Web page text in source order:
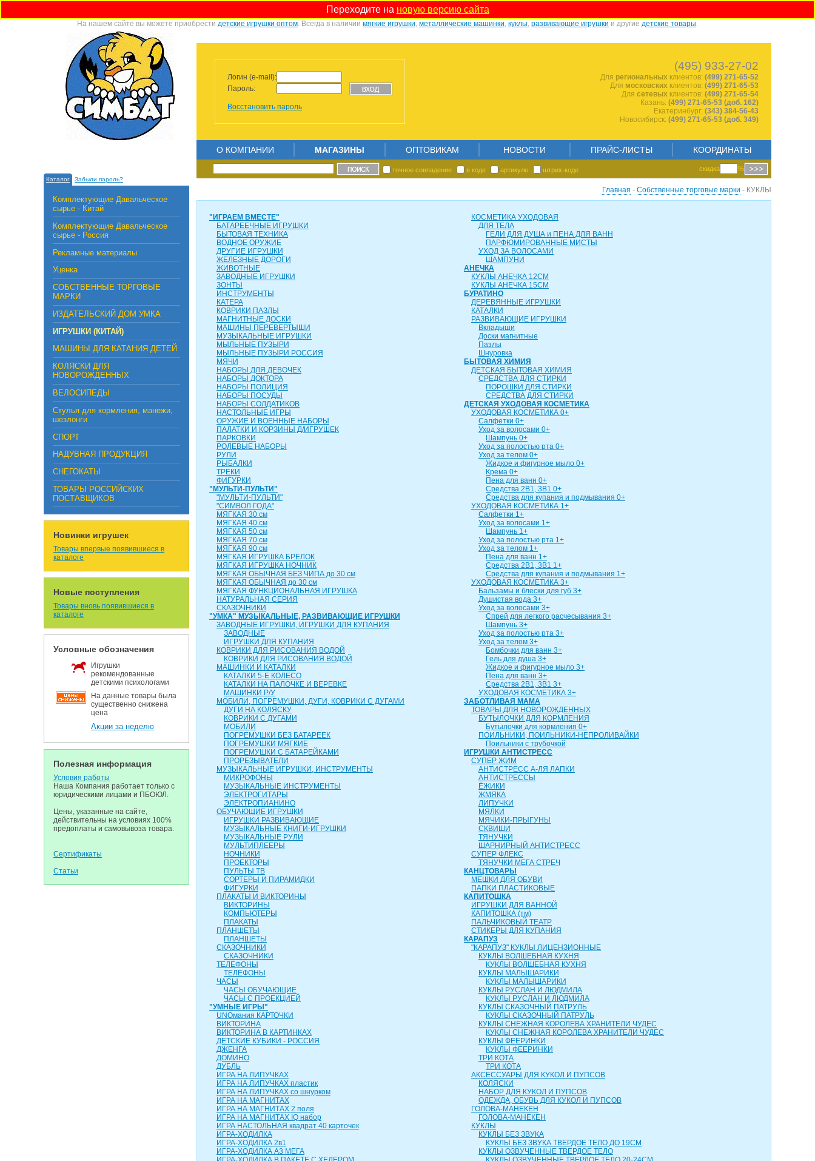
Переходите на новую версию сайта
На нашем сайте вы можете приобрести детские игрушки оптом. Всегда в наличии мягкие игрушки, металлические машинки, куклы, развивающие игрушки и другие детские товары.
Логин (e-mail):
Пароль:
Восстановить пароль
(495) 933-27-02
Для региональных клиентов: (499) 271-65-52
Для московских клиентов: (499) 271-65-53
Для сетевых клиентов: (499) 271-65-54
Казань: (499) 271-65-53 (доб. 162)
Екатеринбург: (343) 384-56-43
Новосибирск: (499) 271-65-53 (доб. 349)
Каталог Забыли пароль?
О КОМПАНИИ МАГАЗИНЫ ОПТОВИКАМ НОВОСТИ ПРАЙС-ЛИСТЫ КООРДИНАТЫ
точное совпадение в коде артикуле штрих-коде скидка %
Комплектующие Давальческое
сырье - Китай
Комплектующие Давальческое
сырье - Россия
Рекламные материалы
Уценка
СОБСТВЕННЫЕ ТОРГОВЫЕ
МАРКИ
ИЗДАТЕЛЬСКИЙ ДОМ УМКА
ИГРУШКИ (КИТАЙ)
МАШИНЫ ДЛЯ КАТАНИЯ ДЕТЕЙ
КОЛЯСКИ ДЛЯ
НОВОРОЖДЕННЫХ
ВЕЛОСИПЕДЫ
Стулья для кормления, манежи,
шезлонги
СПОРТ
НАДУВНАЯ ПРОДУКЦИЯ
СНЕГОКАТЫ
ТОВАРЫ РОССИЙСКИХ
ПОСТАВЩИКОВ
Новинки игрушек
Товары впервые появившиеся в
каталоге
Новые поступления
Товары вновь появившиеся в
каталоге
Условные обозначения
Игрушки
рекомендованные
детскими психологами
На данные товары была
существенно снижена
цена
Акции за неделю
Полезная информация
Условия работы
Наша Компания работает только с
юридическими лицами и ПБОЮЛ.
Цены, указанные на сайте,
действительны на условиях 100%
предоплаты и самовывоза товара.
Сертификаты
Статьи
Главная - Собственные торговые марки - КУКЛЫ
"ИГРАЕМ ВМЕСТЕ"
БАТАРЕЕЧНЫЕ ИГРУШКИ
БЫТОВАЯ ТЕХНИКА
ВОДНОЕ ОРУЖИЕ
ДРУГИЕ ИГРУШКИ
ЖЕЛЕЗНЫЕ ДОРОГИ
ЖИВОТНЫЕ
ЗАВОДНЫЕ ИГРУШКИ
ЗОНТЫ
ИНСТРУМЕНТЫ
КАТЕРА
КОВРИКИ ПАЗЛЫ
МАГНИТНЫЕ ДОСКИ
МАШИНЫ ПЕРЕВЕРТЫШИ
МУЗЫКАЛЬНЫЕ ИГРУШКИ
МЫЛЬНЫЕ ПУЗЫРИ
МЫЛЬНЫЕ ПУЗЫРИ РОССИЯ
МЯЧИ
НАБОРЫ ДЛЯ ДЕВОЧЕК
НАБОРЫ ДОКТОРА
НАБОРЫ ПОЛИЦИЯ
НАБОРЫ ПОСУДЫ
НАБОРЫ СОЛДАТИКОВ
НАСТОЛЬНЫЕ ИГРЫ
ОРУЖИЕ И ВОЕННЫЕ НАБОРЫ
ПАЛАТКИ И КОРЗИНЫ Д/ИГРУШЕК
ПАРКОВКИ
РОЛЕВЫЕ НАБОРЫ
РУЛИ
РЫБАЛКИ
ТРЕКИ
ФИГУРКИ
"МУЛЬТИ-ПУЛЬТИ"
"МУЛЬТИ-ПУЛЬТИ"
"СИМВОЛ ГОДА"
МЯГКАЯ 30 см
МЯГКАЯ 40 см
МЯГКАЯ 50 см
МЯГКАЯ 70 см
МЯГКАЯ 90 см
МЯГКАЯ ИГРУШКА БРЕЛОК
МЯГКАЯ ИГРУШКА НОЧНИК
МЯГКАЯ ОБЫЧНАЯ БЕЗ ЧИПА до 30 см
МЯГКАЯ ОБЫЧНАЯ до 30 см
МЯГКАЯ ФУНКЦИОНАЛЬНАЯ ИГРУШКА
НАТУРАЛЬНАЯ СЕРИЯ
СКАЗОЧНИКИ
"УМКА" МУЗЫКАЛЬНЫЕ, РАЗВИВАЮЩИЕ ИГРУШКИ
ЗАВОДНЫЕ ИГРУШКИ, ИГРУШКИ ДЛЯ КУПАНИЯ
ЗАВОДНЫЕ
ИГРУШКИ ДЛЯ КУПАНИЯ
КОВРИКИ ДЛЯ РИСОВАНИЯ ВОДОЙ
КОВРИКИ ДЛЯ РИСОВАНИЯ ВОДОЙ
МАШИНКИ И КАТАЛКИ
КАТАЛКИ 5-Е КОЛЕСО
КАТАЛКИ НА ПАЛОЧКЕ И ВЕРЕВКЕ
МАШИНКИ Р/У
МОБИЛИ, ПОГРЕМУШКИ, ДУГИ, КОВРИКИ С ДУГАМИ
ДУГИ НА КОЛЯСКУ
КОВРИКИ С ДУГАМИ
МОБИЛИ
ПОГРЕМУШКИ БЕЗ БАТАРЕЕК
ПОГРЕМУШКИ МЯГКИЕ
ПОГРЕМУШКИ С БАТАРЕЙКАМИ
ПРОРЕЗЫВАТЕЛИ
МУЗЫКАЛЬНЫЕ ИГРУШКИ, ИНСТРУМЕНТЫ
МИКРОФОНЫ
МУЗЫКАЛЬНЫЕ ИНСТРУМЕНТЫ
ЭЛЕКТРОГИТАРЫ
ЭЛЕКТРОПИАНИНО
ОБУЧАЮЩИЕ ИГРУШКИ
ИГРУШКИ РАЗВИВАЮЩИЕ
МУЗЫКАЛЬНЫЕ КНИГИ-ИГРУШКИ
МУЗЫКАЛЬНЫЕ РУЛИ
МУЛЬТИПЛЕЕРЫ
НОЧНИКИ
ПРОЕКТОРЫ
ПУЛЬТЫ ТВ
СОРТЕРЫ И ПИРАМИДКИ
ФИГУРКИ
ПЛАКАТЫ И ВИКТОРИНЫ
ВИКТОРИНЫ
КОМПЬЮТЕРЫ
ПЛАКАТЫ
ПЛАНШЕТЫ
ПЛАНШЕТЫ
СКАЗОЧНИКИ
СКАЗОЧНИКИ
ТЕЛЕФОНЫ
ТЕЛЕФОНЫ
ЧАСЫ
ЧАСЫ ОБУЧАЮЩИЕ
ЧАСЫ С ПРОЕКЦИЕЙ
"УМНЫЕ ИГРЫ"
UNOмания КАРТОЧКИ
ВИКТОРИНА
ВИКТОРИНА В КАРТИНКАХ
ДЕТСКИЕ КУБИКИ - РОССИЯ
ДЖЕНГА
ДОМИНО
ДУБЛЬ
ИГРА НА ЛИПУЧКАХ
ИГРА НА ЛИПУЧКАХ пластик
ИГРА НА ЛИПУЧКАХ со шнурком
ИГРА НА МАГНИТАХ
ИГРА НА МАГНИТАХ 2 поля
ИГРА НА МАГНИТАХ IQ набор
ИГРА НАСТОЛЬНАЯ квадрат 40 карточек
ИГРА-ХОДИЛКА
ИГРА-ХОДИЛКА 2в1
ИГРА-ХОДИЛКА А3 МЕГА
КОСМЕТИКА УХОДОВАЯ
ДЛЯ ТЕЛА
ГЕЛИ ДЛЯ ДУША и ПЕНА ДЛЯ ВАНН
ПАРФЮМИРОВАННЫЕ МИСТЫ
УХОД ЗА ВОЛОСАМИ
ШАМПУНИ
АНЕЧКА
КУКЛЫ АНЕЧКА 12СМ
КУКЛЫ АНЕЧКА 15СМ
БУРАТИНО
ДЕРЕВЯННЫЕ ИГРУШКИ
КАТАЛКИ
РАЗВИВАЮЩИЕ ИГРУШКИ
Вкладыши
Доски магнитные
Пазлы
Шнуровка
БЫТОВАЯ ХИМИЯ
ДЕТСКАЯ БЫТОВАЯ ХИМИЯ
СРЕДСТВА ДЛЯ СТИРКИ
ПОРОШКИ ДЛЯ СТИРКИ
СРЕДСТВА ДЛЯ СТИРКИ
ДЕТСКАЯ УХОДОВАЯ КОСМЕТИКА
УХОДОВАЯ КОСМЕТИКА 0+
Салфетки 0+
Уход за волосами 0+
Шампунь 0+
Уход за полостью рта 0+
Уход за телом 0+
Жидкое и фигурное мыло 0+
Крема 0+
Пена для ванн 0+
Средства 2В1, 3В1 0+
Средства для купания и подмывания 0+
УХОДОВАЯ КОСМЕТИКА 1+
Салфетки 1+
Уход за волосами 1+
Шампунь 1+
Уход за полостью рта 1+
Уход за телом 1+
Пена для ванн 1+
Средства 2В1, 3В1 1+
Средства для купания и подмывания 1+
УХОДОВАЯ КОСМЕТИКА 3+
Бальзамы и блески для губ 3+
Душистая вода 3+
Уход за волосами 3+
Спрей для легкого расчесывания 3+
Шампунь 3+
Уход за полостью рта 3+
Уход за телом 3+
Бомбочки для ванн 3+
Гель для душа 3+
Жидкое и фигурное мыло 3+
Пена для ванн 3+
Средства 2В1, 3В1 3+
УХОДОВАЯ КОСМЕТИКА 3+
ЗАБОТЛИВАЯ МАМА
ТОВАРЫ ДЛЯ НОВОРОЖДЕННЫХ
БУТЫЛОЧКИ ДЛЯ КОРМЛЕНИЯ
Бутылочки для кормления 0+
ПОИЛЬНИКИ, ПОИЛЬНИКИ-НЕПРОЛИВАЙКИ
Поильники с трубочкой
ИГРУШКИ АНТИСТРЕСС
СУПЕР ЖИМ
АНТИСТРЕСС А-ЛЯ ЛАПКИ
АНТИСТРЕССЫ
ЁЖИКИ
ЖМЯКА
ЛИПУЧКИ
МЯЛКИ
МЯЧИКИ-ПРЫГУНЫ
СКВИШИ
ТЯНУЧКИ
ШАРНИРНЫЙ АНТИСТРЕСС
СУПЕР ФЛЕКС
ТЯНУЧКИ МЕГА СТРЕЧ
КАНЦТОВАРЫ
МЕШКИ ДЛЯ ОБУВИ
ПАПКИ ПЛАСТИКОВЫЕ
КАПИТОШКА
ИГРУШКИ ДЛЯ ВАННОЙ
КАПИТОШКА (тм)
ПАЛЬЧИКОВЫЙ ТЕАТР
СТИКЕРЫ ДЛЯ КУПАНИЯ
КАРАПУЗ
"КАРАПУЗ" КУКЛЫ ЛИЦЕНЗИОННЫЕ
КУКЛЫ ВОЛШЕБНАЯ КУХНЯ
КУКЛЫ ВОЛШЕБНАЯ КУХНЯ
КУКЛЫ МАЛЫШАРИКИ
КУКЛЫ МАЛЫШАРИКИ
КУКЛЫ РУСЛАН И ЛЮДМИЛА
КУКЛЫ РУСЛАН И ЛЮДМИЛА
КУКЛЫ СКАЗОЧНЫЙ ПАТРУЛЬ
КУКЛЫ СКАЗОЧНЫЙ ПАТРУЛЬ
КУКЛЫ СНЕЖНАЯ КОРОЛЕВА ХРАНИТЕЛИ ЧУДЕС
КУКЛЫ СНЕЖНАЯ КОРОЛЕВА ХРАНИТЕЛИ ЧУДЕС
КУКЛЫ ФЕЕРИНКИ
КУКЛЫ ФЕЕРИНКИ
ТРИ КОТА
ТРИ КОТА
АКСЕССУАРЫ ДЛЯ КУКОЛ И ПУПСОВ
КОЛЯСКИ
НАБОР ДЛЯ КУКОЛ И ПУПСОВ
ОДЕЖДА, ОБУВЬ ДЛЯ КУКОЛ И ПУПСОВ
ГОЛОВА-МАНЕКЕН
ГОЛОВА-МАНЕКЕН
КУКЛЫ
КУКЛЫ БЕЗ ЗВУКА
КУКЛЫ БЕЗ ЗВУКА ТВЕРДОЕ ТЕЛО ДО 19СМ
КУКЛЫ ОЗВУЧЕННЫЕ ТВЕРДОЕ ТЕЛО